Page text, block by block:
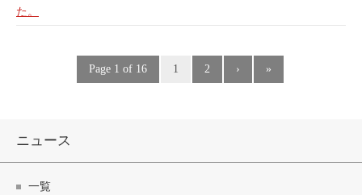
た。
Page 1 of 16 1 2 › »
ニュース
一覧